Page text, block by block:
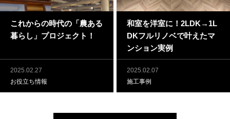
これからの時代の「農ある
暮らし」プロジェクト！
2025.02.27
お役立ち情報
和室を洋室に！2LDK→1L
DKフルリノベで叶えたマ
ンション実例
2025.02.07
施工事例